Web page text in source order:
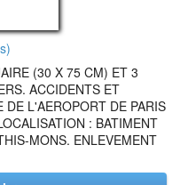
(30 X 75 CM) ET 3
ACCIDENTS ET
DE L'AEROPORT DE PARIS
: BATIMENT
MONS. ENLEVEMENT